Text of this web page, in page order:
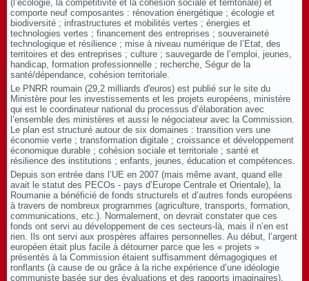
(l’écologie, la compétitivité et la cohésion sociale et territoriale) et
comporte neuf composantes : rénovation énergétique ; écologie et
biodiversité ; infrastructures et mobilités vertes ; énergies et
technologies vertes ; financement des entreprises ; souveraineté
technologique et résilience ; mise à niveau numérique de l’Etat, des
territoires et des entreprises ; culture ; sauvegarde de l’emploi, jeunes,
handicap, formation professionnelle ; recherche, Ségur de la
santé/dépendance, cohésion territoriale.
Le PNRR roumain (29,2 milliards d'euros) est publié sur le site du
Ministère pour les investissements et les projets européens, ministère
qui est le coordinateur national du processus d’élaboration avec
l’ensemble des ministères et aussi le négociateur avec la Commission.
Le plan est structuré autour de six domaines : transition vers une
économie verte ; transformation digitale ; croissance et développement
économique durable ; cohésion sociale et territoriale ; santé et
résilience des institutions ; enfants, jeunes, éducation et compétences.
Depuis son entrée dans l’UE en 2007 (mais même avant, quand elle
avait le statut des PECOs - pays d’Europe Centrale et Orientale), la
Roumanie a bénéficié de fonds structurels et d’autres fonds européens
à travers de nombreux programmes (agriculture, transports, formation,
communications, etc.). Normalement, on devrait constater que ces
fonds ont servi au développement de ces secteurs-là, mais il n’en est
rien. Ils ont servi aux prospères affaires personnelles. Au début, l’argent
européen était plus facile à détourner parce que les « projets »
présentés à la Commission étaient suffisamment démagogiques et
ronflants (à cause de ou grâce à la riche expérience d’une idéologie
communiste basée sur des évaluations et des rapports imaginaires).